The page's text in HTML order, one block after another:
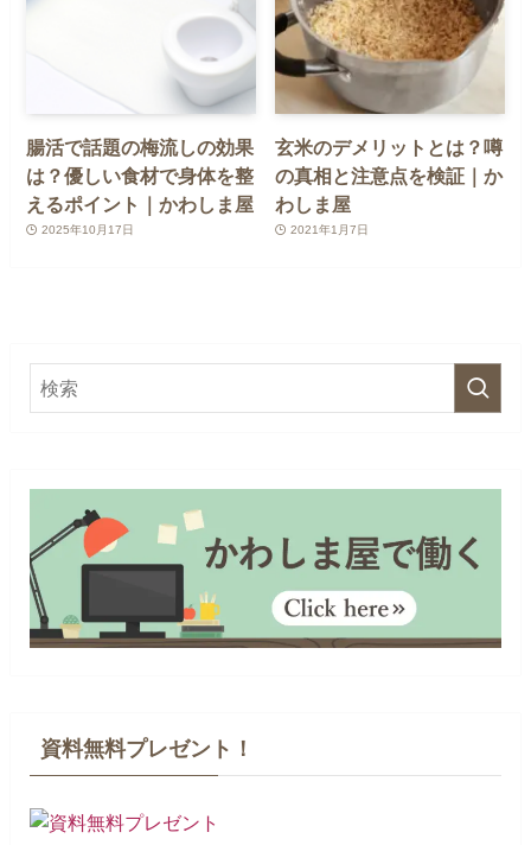
腸活で話題の梅流しの効果
は？優しい食材で身体を整
えるポイント｜かわしま屋
2025年10月17日
玄米のデメリットとは？噂
の真相と注意点を検証｜か
わしま屋
2021年1月7日
資料無料プレゼント！